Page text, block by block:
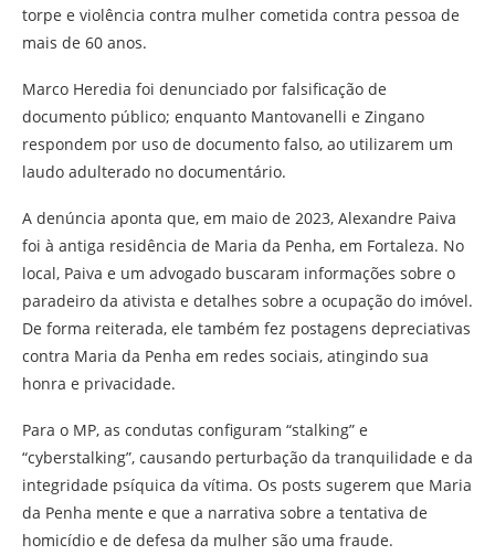
torpe e violência contra mulher cometida contra pessoa de
mais de 60 anos.
Marco Heredia foi denunciado por falsificação de
documento público; enquanto Mantovanelli e Zingano
respondem por uso de documento falso, ao utilizarem um
laudo adulterado no documentário.
A denúncia aponta que, em maio de 2023, Alexandre Paiva
foi à antiga residência de Maria da Penha, em Fortaleza. No
local, Paiva e um advogado buscaram informações sobre o
paradeiro da ativista e detalhes sobre a ocupação do imóvel.
De forma reiterada, ele também fez postagens depreciativas
contra Maria da Penha em redes sociais, atingindo sua
honra e privacidade.
Para o MP, as condutas configuram “stalking” e
“cyberstalking”, causando perturbação da tranquilidade e da
integridade psíquica da vítima. Os posts sugerem que Maria
da Penha mente e que a narrativa sobre a tentativa de
homicídio e de defesa da mulher são uma fraude.